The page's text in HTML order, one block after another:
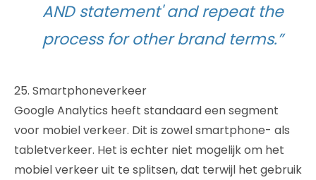
AND statement' and repeat the
process for other brand terms.”
25. Smartphoneverkeer
Google Analytics heeft standaard een segment
voor mobiel verkeer. Dit is zowel smartphone- als
tabletverkeer. Het is echter niet mogelijk om het
mobiel verkeer uit te splitsen, dat terwijl het gebruik